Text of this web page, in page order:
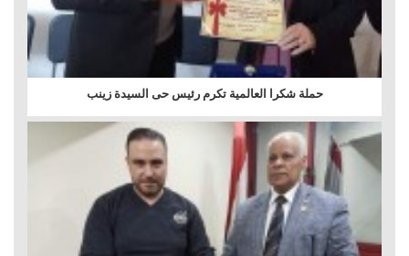
حملة شكرا العالمية تكرم رئيس حى السيدة زينب